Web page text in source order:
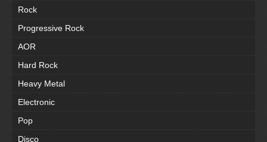
Rock
Progressive Rock
AOR
Hard Rock
Heavy Metal
Electronic
Pop
Disco